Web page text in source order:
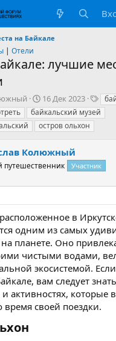
на Байкале
| Отели
лучшие
Д
а
т
а
а
ч
л
16 Дек 2023
Т
е
г
байкальский музей
остров ольхон
Колюжный
Участник
в
одним из самых
планете. Оно
чистыми водами,
экосистемой.
вам следует
активностях, которые
время своей поездки.